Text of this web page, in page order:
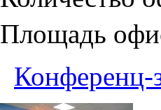
Площадь
Конференц-